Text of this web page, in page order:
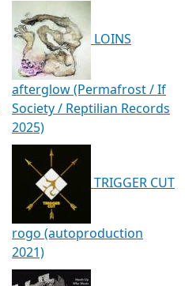
LOINS
afterglow (Permafrost / If
Society / Reptilian Records
2025)
TRIGGER CUT
rogo (autoproduction
2021)